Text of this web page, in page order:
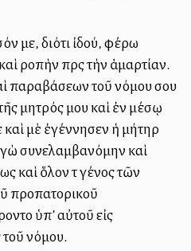
με, διότι ἰδού, φέρω
ροπὴν πρὸς τὴν ἁμαρτίαν.
παραβάσεων τοῦ νόμου σου
μητρός μου καὶ ἐν μέσῳ
μὲ ἐγέννησεν ἡ μήτηρ
συνελαμβανόμην καὶ
καὶ ὅλον τὸ γένος τῶν
προπατορικοῦ
ὑπ’ αὐτοῦ εἰς
νόμου.